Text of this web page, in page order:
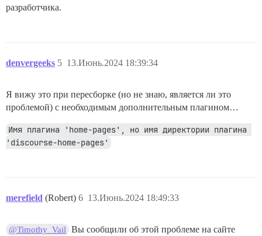
разработчика.
denvergeeks 13.Июнь.2024 18:39:34
5
Я вижу это при пересборке (но не знаю, является ли это
проблемой) с необходимым дополнительным плагином…
Имя плагина 'home-pages', но имя директории плагина
'discourse-home-pages'
merefield (Robert) 13.Июнь.2024 18:49:33
6
@Timothy_Vail
Вы сообщили об этой проблеме на сайте